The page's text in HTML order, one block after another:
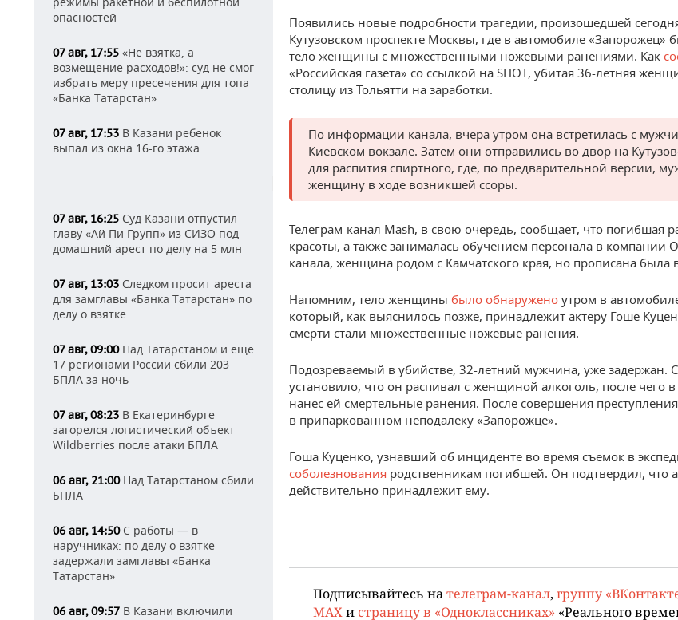
опасностей
07 авг, 17:55 «Не взятка, а
возмещение расходов!»: суд не смог
избрать меру пресечения для топа
«Банка Татарстан»
07 авг, 17:53 В Казани ребенок
выпал из окна 16-го этажа
07 авг, 16:25 Суд Казани отпустил
главу «Ай Пи Групп» из СИЗО под
домашний арест по делу на 5 млн
07 авг, 13:03 Следком просит ареста
для замглавы «Банка Татарстан» по
делу о взятке
07 авг, 09:00Над Татарстаном и еще
17 регионами России сбили 203
БПЛА за ночь
07 авг, 08:23 В Екатеринбурге
загорелся логистический объект
Wildberries после атаки БПЛА
06 авг, 21:00Над Татарстаном сбили
БПЛА
06 авг, 14:50С работы — в
наручниках: по делу о взятке
задержали замглавы «Банка
Татарстан»
06 авг, 09:57 В Казани включили
Появились новые подробности трагедии, произошедшей
Кутузовском проспекте Москвы, где в автомобиле «Запорожец»
тело женщины с множественными ножевыми ранениями. Как
«Российская газета» со ссылкой на SHOT, убитая 36-летняя
столицу из Тольятти на заработки.
По информации канала, вчера утром она встретилась с
Киевском вокзале. Затем они отправились во двор на
для распития спиртного, где, по предварительной версии,
женщину в ходе возникшей ссоры.
Телеграм-канал Mash, в свою очередь, сообщает, что погибшая
красоты, а также занималась обучением персонала в компании
канала, женщина родом с Камчатского края, но прописана была
Напомним, тело женщины было обнаружено утром в
который, как выяснилось позже, принадлежит актеру Гоше
смерти стали множественные ножевые ранения.
Подозреваемый в убийстве, 32-летний мужчина, уже задержан.
установило, что он распивал с женщиной алкоголь, после чего
нанес ей смертельные ранения. После совершения
в припаркованном неподалеку «Запорожце».
Гоша Куценко, узнавший об инциденте во время съемок в
соболезнования родственникам погибшей. Он подтвердил, что
действительно принадлежит ему.
Подписывайтесь на телеграм-канал, группу
MAX и страницу в «Одноклассниках» «Реального